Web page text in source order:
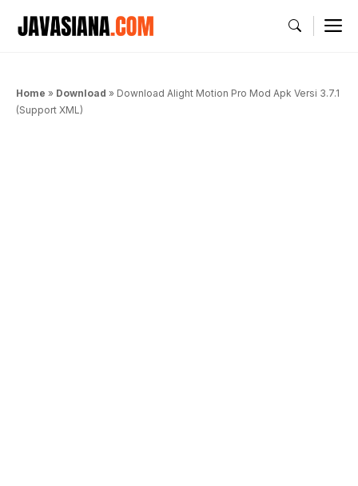
Home » Download » Download Alight Motion Pro Mod Apk Versi 3.7.1
(Support XML)